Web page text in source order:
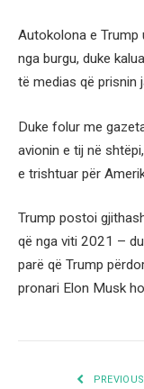
Autokolona e Trump
nga burgu, duke
të medias që prisnin
Duke folur me
avionin e tij në
e trishtuar për
Trump postoi
që nga viti 2021 –
parë që Trump
pronari Elon Musk